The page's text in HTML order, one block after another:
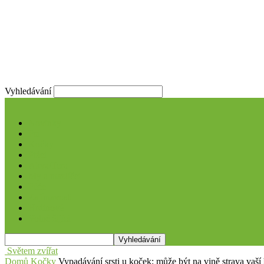
Vyhledávání
Světem zvířat
Domů Kočky Vypadávání srsti u koček: může být na vině strava